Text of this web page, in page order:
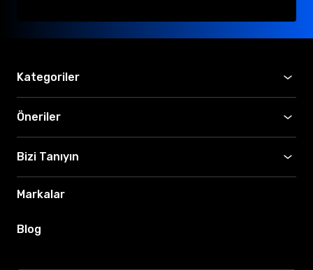
Kategoriler
Öneriler
Bizi Tanıyın
Markalar
Blog